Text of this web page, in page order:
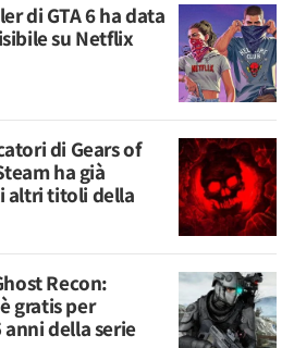
di GTA 6 ha data
su Netflix
di Gears of
ha già
altri titoli della
Recon:
gratis per
della serie